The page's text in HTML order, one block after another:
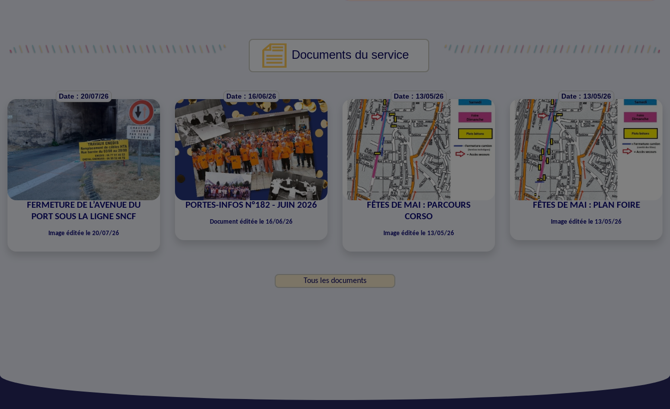
Documents du service
Date : 20/07/26
FERMETURE DE L’AVENUE DU
PORT SOUS LA LIGNE SNCF
Image éditée le 20/07/26
Date : 16/06/26
PORTES-INFOS N°182 - JUIN 2026
Document éditée le 16/06/26
Date : 13/05/26
FÊTES DE MAI : PARCOURS
CORSO
Image éditée le 13/05/26
Date : 13/05/26
FÊTES DE MAI : PLAN FOIRE
Image éditée le 13/05/26
Tous les documents